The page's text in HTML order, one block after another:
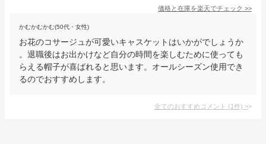
価格と在庫を楽天でチェック >>
かむかむかむ(50代・女性)
お花のコサージュが可愛いキャスケットはいかがでしょうか
。退職後はお出かけなど自分の時間を楽しむために使っても
らえる帽子が喜ばれると思います。オールシーズン使用でき
るのでおすすめします。
全てのおすすめコメント (1件) >